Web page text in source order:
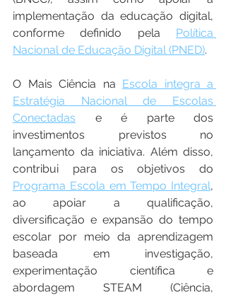
implementação da educação digital,
conforme definido pela Política
Nacional de Educação Digital (PNED).
O Mais Ciência na Escola integra a
Estratégia Nacional de Escolas
Conectadas e é parte dos
investimentos previstos no
lançamento da iniciativa. Além disso,
Programa Escola em Tempo Integral,
ao apoiar a qualificação,
diversificação e expansão do tempo
escolar por meio da aprendizagem
baseada em investigação,
experimentação científica e
abordagem STEAM (Ciência,